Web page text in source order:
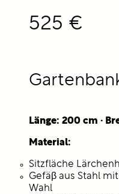
Länge: 200 cm ·
Material:
Sitzfläche
Gefäβ aus Stahl
Wahl
525 €